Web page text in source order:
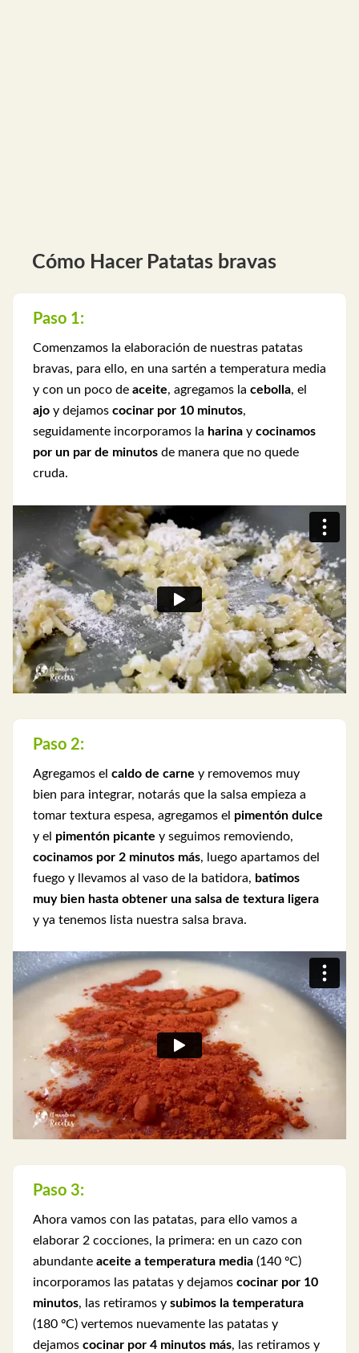
Cómo Hacer Patatas bravas
Paso 1:
Comenzamos la elaboración de nuestras patatas
bravas, para ello, en una sartén a temperatura media
y con un poco de aceite, agregamos la cebolla, el
ajo y dejamos cocinar por 10 minutos,
seguidamente incorporamos la harina y cocinamos
por un par de minutos de manera que no quede
cruda.
Paso 2:
Agregamos el caldo de carne y removemos muy
bien para integrar, notarás que la salsa empieza a
tomar textura espesa, agregamos el pimentón dulce
y el pimentón picante y seguimos removiendo,
cocinamos por 2 minutos más, luego apartamos del
fuego y llevamos al vaso de la batidora, batimos
muy bien hasta obtener una salsa de textura ligera
y ya tenemos lista nuestra salsa brava.
Paso 3:
Ahora vamos con las patatas, para ello vamos a
elaborar 2 cocciones, la primera: en un cazo con
abundante aceite a temperatura media (140 ºC)
incorporamos las patatas y dejamos cocinar por 10
minutos, las retiramos y subimos la temperatura
(180 ºC) vertemos nuevamente las patatas y
dejamos cocinar por 4 minutos más, las retiramos y